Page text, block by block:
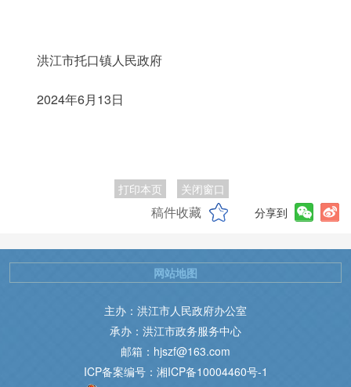
洪江市托口镇人民政府
2024年6月13日
打印本页 关闭窗口
稿件收藏 分享到
主办：洪江市人民政府办公室
承办：洪江市政务服务中心
邮箱：hjszf@163.com
ICP备案编号：湘ICP备10004460号-1
网站地图